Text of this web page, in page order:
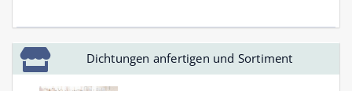
Dichtungen anfertigen und Sortiment